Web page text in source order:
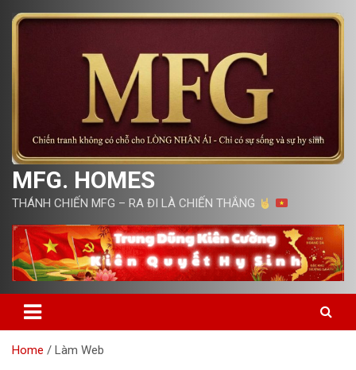
MFG. HOMES
THÁNH CHIẾN MFG – RA ĐI LÀ CHIẾN THẮNG
Home Làm Web